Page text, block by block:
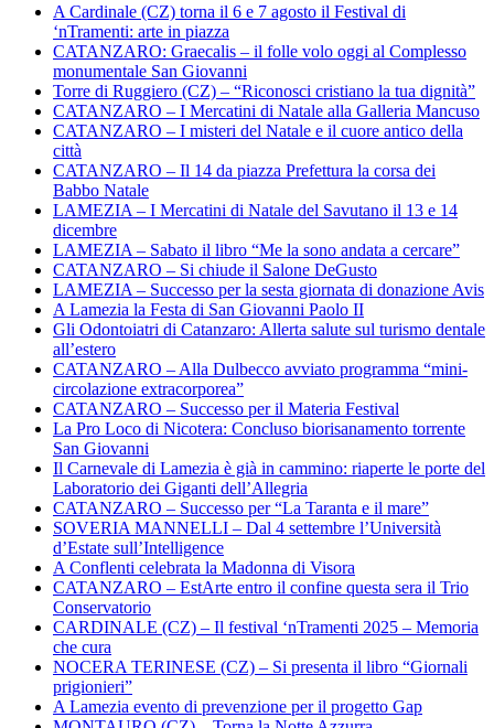
A Cardinale (CZ) torna il 6 e 7 agosto il Festival di
‘nTramenti: arte in piazza
CATANZARO: Graecalis – il folle volo oggi al Complesso
monumentale San Giovanni
Torre di Ruggiero (CZ) – “Riconosci cristiano la tua dignità”
CATANZARO – I Mercatini di Natale alla Galleria Mancuso
CATANZARO – I misteri del Natale e il cuore antico della
città
CATANZARO – Il 14 da piazza Prefettura la corsa dei
Babbo Natale
LAMEZIA – I Mercatini di Natale del Savutano il 13 e 14
dicembre
LAMEZIA – Sabato il libro “Me la sono andata a cercare”
CATANZARO – Si chiude il Salone DeGusto
LAMEZIA – Successo per la sesta giornata di donazione Avis
A Lamezia la Festa di San Giovanni Paolo II
Gli Odontoiatri di Catanzaro: Allerta salute sul turismo dentale
all’estero
CATANZARO – Alla Dulbecco avviato programma “mini-
circolazione extracorporea”
CATANZARO – Successo per il Materia Festival
La Pro Loco di Nicotera: Concluso biorisanamento torrente
San Giovanni
Il Carnevale di Lamezia è già in cammino: riaperte le porte del
Laboratorio dei Giganti dell’Allegria
CATANZARO – Successo per “La Taranta e il mare”
SOVERIA MANNELLI – Dal 4 settembre l’Università
d’Estate sull’Intelligence
A Conflenti celebrata la Madonna di Visora
CATANZARO – EstArte entro il confine questa sera il Trio
Conservatorio
CARDINALE (CZ) – Il festival ‘nTramenti 2025 – Memoria
che cura
NOCERA TERINESE (CZ) – Si presenta il libro “Giornali
prigionieri”
A Lamezia evento di prevenzione per il progetto Gap